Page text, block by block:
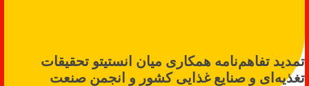
تمدید تفاهم‌نامه همکاری میان انستیتو تحقیقات
تغذیه‌ای و صنایع غذایی کشور و انجمن صنعت